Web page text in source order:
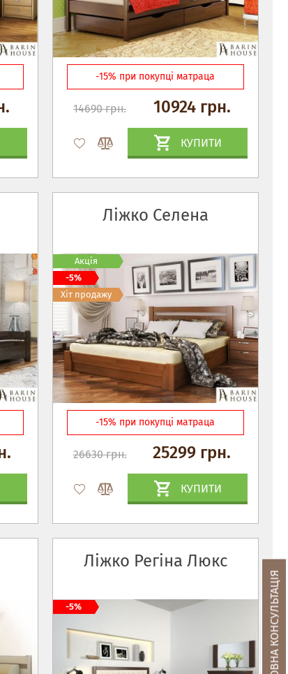
-15% при покупці матраца
14690 грн. 10924 грн.
КУПИТИ
Ліжко Селена
-15% при покупці матраца
26630 грн. 25299 грн.
КУПИТИ
Акція
-5%
Хіт продажу
Ліжко Регіна Люкс
-5%